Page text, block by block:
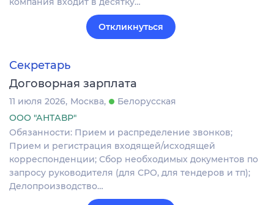
Откликнуться
Секретарь
Договорная зарплата
11 июля 2026 Москва
Белорусская
ООО "АНТАВР"
Обязанности: Прием и распределение звонков;
Прием и регистрация входящей/исходящей
корреспонденции; Сбор необходимых документов по
запросу руководителя (для СРО, для тендеров и тп);
Делопроизводство…